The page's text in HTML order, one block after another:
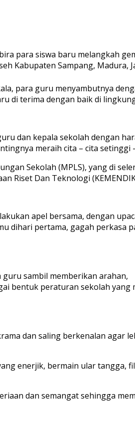
para siswa baru melangkah
Kabupaten Sampang, Madura,
para guru menyambutnya
di terima dengan baik di
dan kepala sekolah dengan
meraih cita – cita setinggi
Sekolah (MPLS), yang di
Riset Dan Teknologi
apel bersama, dengan
dihari pertama, gagah perkasa
sambil memberikan arahan,
bentuk peraturan sekolah
dan saling berkenalan agar
enerjik, bermain ular tangga,
dan semangat sehingga